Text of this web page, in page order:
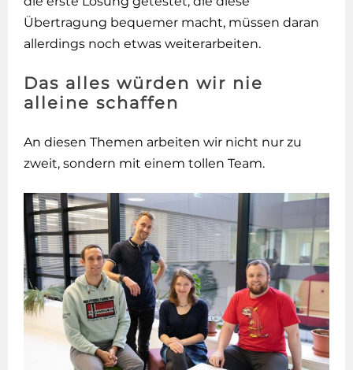
Übertragung bequemer macht, müssen daran
allerdings noch etwas weiterarbeiten.
Das alles würden wir nie
alleine schaffen
An diesen Themen arbeiten wir nicht nur zu
zweit, sondern mit einem tollen Team.